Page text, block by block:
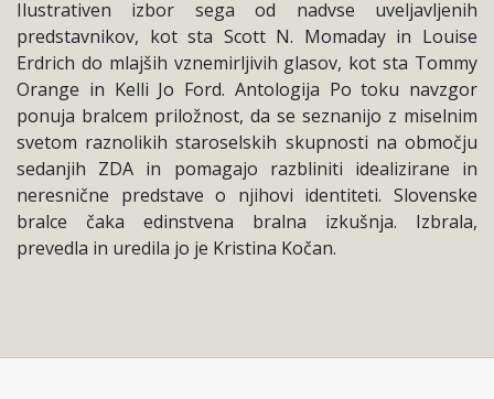
Ilustrativen izbor sega od nadvse uveljavljenih
predstavnikov, kot sta Scott N. Momaday in Louise
Erdrich do mlajših vznemirljivih glasov, kot sta Tommy
Orange in Kelli Jo Ford. Antologija Po toku navzgor
ponuja bralcem priložnost, da se seznanijo z miselnim
svetom raznolikih staroselskih skupnosti na območju
sedanjih ZDA in pomagajo razbliniti idealizirane in
neresnične predstave o njihovi identiteti. Slovenske
bralce čaka edinstvena bralna izkušnja. Izbrala,
prevedla in uredila jo je Kristina Kočan.